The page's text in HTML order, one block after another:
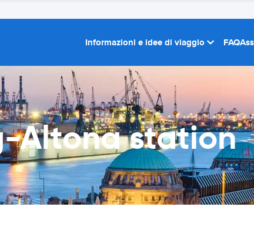
Informazioni e idee di viaggio FAQ
Altona station